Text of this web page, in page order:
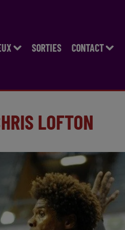
SORTIES CONTACT
LOFTON